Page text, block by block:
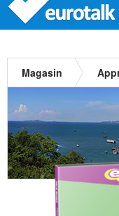
Magasin